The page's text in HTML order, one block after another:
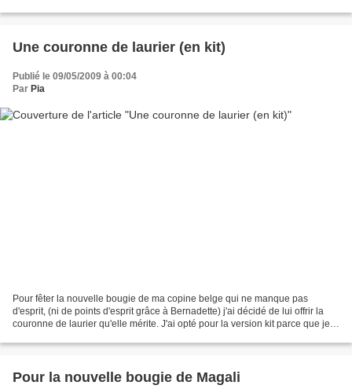
Une couronne de laurier (en kit)
Publié le 09/05/2009 à 00:04
Par Pia
Pour fêter la nouvelle bougie de ma copine belge qui ne manque pas
d'esprit, (ni de points d'esprit grâce à Bernadette) j'ai décidé de lui offrir la
couronne de laurier qu'elle mérite. J'ai opté pour la version kit parce que je
Pour la nouvelle bougie de Magali